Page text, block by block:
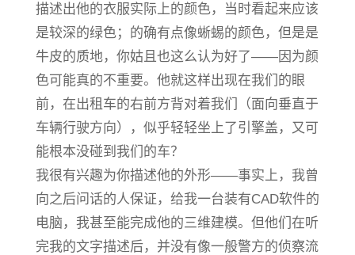
描述出他的衣服实际上的颜色，当时看起来应该
是较深的绿色；的确有点像蜥蜴的颜色，但是是
牛皮的质地，你姑且也这么认为好了——因为颜
色可能真的不重要。他就这样出现在我们的眼
前，在出租车的右前方背对着我们（面向垂直于
车辆行驶方向），似乎轻轻坐上了引擎盖，又可
能根本没碰到我们的车？
我很有兴趣为你描述他的外形——事实上，我曾
向之后问话的人保证，给我一台装有CAD软件的
电脑，我甚至能完成他的三维建模。但他们在听
完我的文字描述后，并没有像一般警方的侦察流